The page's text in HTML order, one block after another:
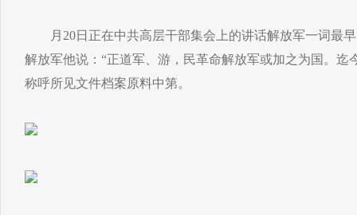
月20日正在中共高层干部集会上的讲话解放军一词最早
解放军他说：“正道军、游，民革命解放军或加之为国。迄
称呼所见文件档案原料中第。